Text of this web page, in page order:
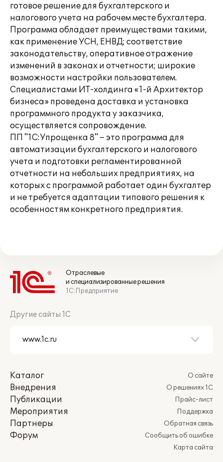
готовое решение для бухгалтерского и
налогового учета на рабочем месте бухгалтера.
Программа обладает преимуществами такими,
как применение УСН, ЕНВД; соответствие
законодательству, оперативное отражение
изменений в законах и отчетности; широкие
возможности настройки пользователем.
Специалистами ИТ-холдинга «1-й Архитектор
бизнеса» проведена доставка и установка
программного продукта у заказчика,
осуществляется сопровождение.
ПП "1С:Упрощенка 8" – это программа для
автоматизации бухгалтерского и налогового
учета и подготовки регламентированной
отчетности на небольших предприятиях, на
которых с программой работает один бухгалтер
и не требуется адаптации типового решения к
особенностям конкретного предприятия.
Отраслевые
и специализированные решения
1С:Предприятие
Другие сайты 1С
Каталог
Внедрения
Публикации
Мероприятия
Партнеры
Форум
О сайте
О решениях 1С
Прайс-лист
Поддержка
Обратная связь
Сообщить об ошибке
Карта сайта